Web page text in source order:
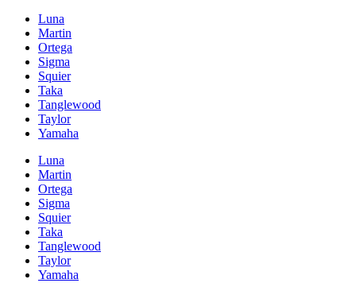
Luna
Martin
Ortega
Sigma
Squier
Taka
Tanglewood
Taylor
Yamaha
Luna
Martin
Ortega
Sigma
Squier
Taka
Tanglewood
Taylor
Yamaha